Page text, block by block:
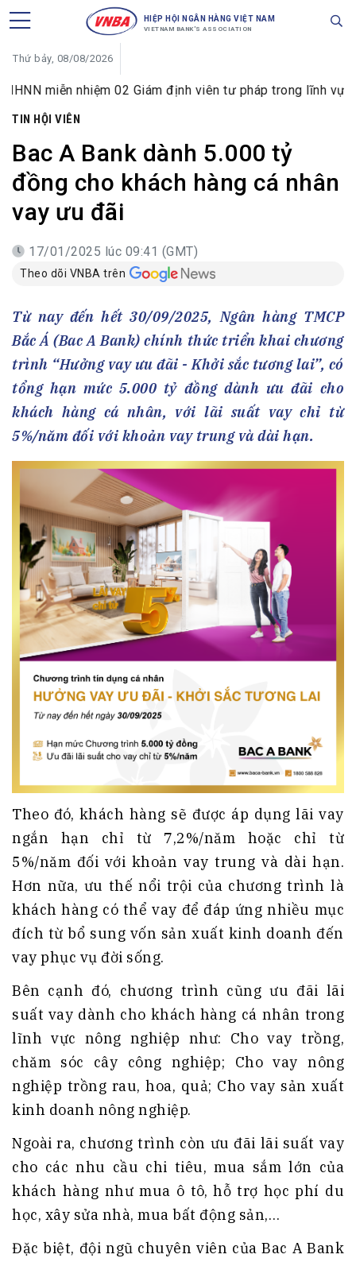
HIỆP HỘI NGÂN HÀNG VIỆT NAM
VIETNAM BANK'S ASSOCIATION
Thứ bảy, 08/08/2026
nhiệm 02 Giám định viên tư pháp trong lĩnh vực tiền tệ
TIN HỘI VIÊN
Bac A Bank dành 5.000 tỷ
đồng cho khách hàng cá nhân
vay ưu đãi
17/01/2025 lúc 09:41 (GMT)
Theo dõi VNBA trên
Từ nay đến hết 30/09/2025, Ngân hàng TMCP
Bắc Á (Bac A Bank) chính thức triển khai chương
trình “Hưởng vay ưu đãi - Khởi sắc tương lai”, có
tổng hạn mức 5.000 tỷ đồng dành ưu đãi cho
khách hàng cá nhân, với lãi suất vay chỉ từ
5%/năm đối với khoản vay trung và dài hạn.
Theo đó, khách hàng sẽ được áp dụng lãi vay
ngắn hạn chỉ từ 7,2%/năm hoặc chỉ từ
5%/năm đối với khoản vay trung và dài hạn.
Hơn nữa, ưu thế nổi trội của chương trình là
khách hàng có thể vay để đáp ứng nhiều mục
đích từ bổ sung vốn sản xuất kinh doanh đến
vay phục vụ đời sống.
Bên cạnh đó, chương trình cũng ưu đãi lãi
suất vay dành cho khách hàng cá nhân trong
lĩnh vực nông nghiệp như: Cho vay trồng,
chăm sóc cây công nghiệp; Cho vay nông
nghiệp trồng rau, hoa, quả; Cho vay sản xuất
kinh doanh nông nghiệp.
Ngoài ra, chương trình còn ưu đãi lãi suất vay
cho các nhu cầu chi tiêu, mua sắm lớn của
khách hàng như mua ô tô, hỗ trợ học phí du
học, xây sửa nhà, mua bất động sản,…
Đặc biệt, đội ngũ chuyên viên của Bac A Bank